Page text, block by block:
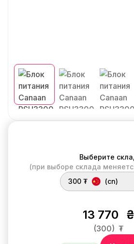
Выберите
(при выборе склада
300 ₮
(cn)
13 770 ₴
(300) ₮